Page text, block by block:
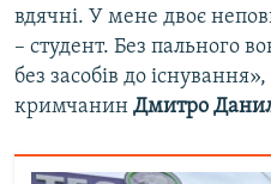
вдячні. У мене двоє
– студент. Без пального
без засобів до існування»,
кримчанин Дмитро